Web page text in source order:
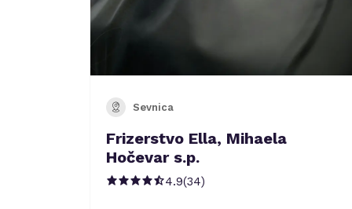
Sevnica
Frizerstvo Ella, Mihaela
Hočevar s.p.
4.9(34)